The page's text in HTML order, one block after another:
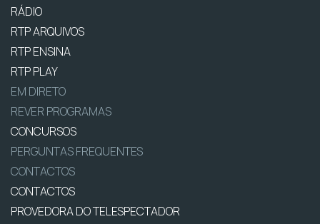
RÁDIO
RTP ARQUIVOS
RTP ENSINA
RTP PLAY
EM DIRETO
REVER PROGRAMAS
CONCURSOS
PERGUNTAS FREQUENTES
CONTACTOS
CONTACTOS
PROVEDORA DO TELESPECTADOR